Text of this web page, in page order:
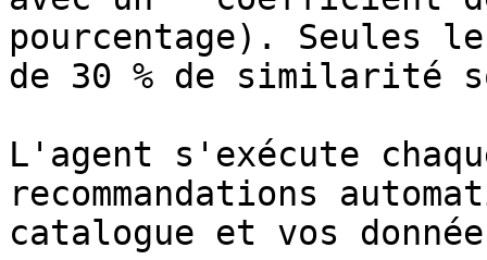
pourcentage). Seules
de 30 % de similarité
L'agent s'exécute
recommandations
catalogue et vos